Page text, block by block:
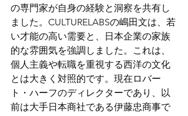
の専門家が自身の経験と洞察を共有し
ました。CULTURELABSの嶋田文は、若
い才能の高い需要と、日本企業の家族
的な雰囲気を強調しました。これは、
個人主義や転職を重視する西洋の文化
とは大きく対照的です。現在ロバー
ト・ハーフのディレクターであり、以
前は大手日本商社である伊藤忠商事で